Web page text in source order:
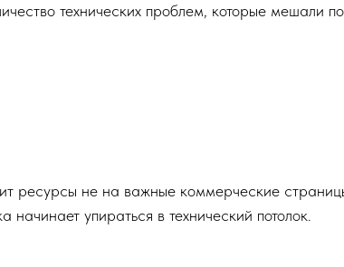
технических проблем, которые мешали
ресурсы не на важные коммерческие
упираться в технический потолок.